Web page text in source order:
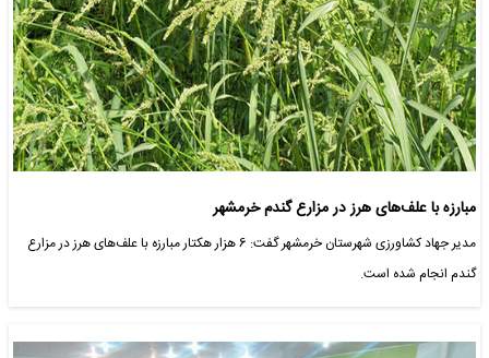
مبارزه با علف‌های هرز در مزارع گندم خرمشهر
مدیر جهاد کشاورزی شهرستان خرمشهر گفت: 6 هزار هکتار مبارزه با علف‌های هرز در مزارع
گندم انجام شده است.